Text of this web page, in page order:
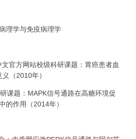
理学与免疫病理学
官方网站校级科研课题：胃癌患者血
义（2010年）
课题： MAPK信号通路在高糖环境促
的作用（2014年）